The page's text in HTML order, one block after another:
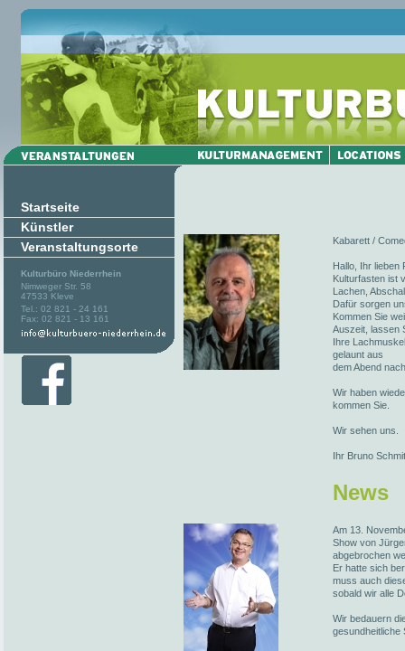
Startseite
Künstler
Veranstaltungsorte
Kulturbüro Niederrhein
Nimweger Str. 58
47533 Kleve
Tel.: 02 821 - 24 161
Fax: 02 821 - 13 161
Kabarett /
Hallo, Ihr lieben
Kulturfasten ist
Lachen,
Dafür sorgen
Kommen Sie
Auszeit, lassen
Ihre
gelaunt aus
dem Abend
Wir haben
kommen Sie.
Wir sehen uns.
Ihr Bruno
News
Am 13.
Show von
abgebrochen
Er hatte sich
muss auch
sobald wir alle
Wir bedauern
gesundheitliche